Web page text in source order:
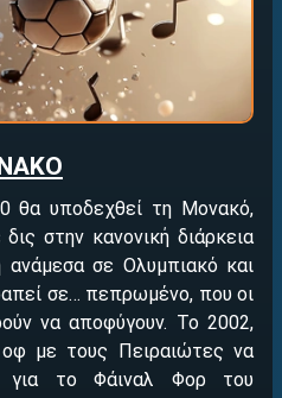
θα υποδεχθεί τη Μονακό,
στην κανονική διάρκεια
ανάμεσα σε Ολυμπιακό και
σε… πεπρωμένο, που οι
να αποφύγουν. Το 2002,
με τους Πειραιώτες να
για το Φάιναλ Φορ του